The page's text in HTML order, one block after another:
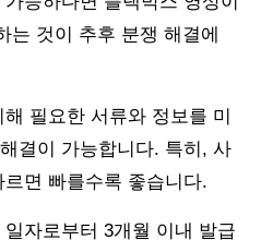
는 것이 추후 분쟁 해결에
필요한 서류와 정보를 미
결이 가능합니다. 특히, 사
면 빠를수록 좋습니다.
자로부터 3개월 이내 발급